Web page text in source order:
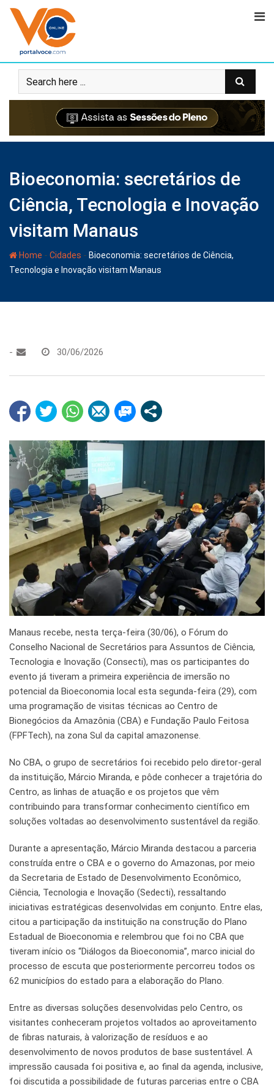
Bioeconomia: secretários de
Ciência, Tecnologia e Inovação
visitam Manaus
Home - Cidades - Bioeconomia: secretários de Ciência,
Tecnologia e Inovação visitam Manaus
- 30/06/2026
Manaus recebe, nesta terça-feira (30/06), o Fórum do
Conselho Nacional de Secretários para Assuntos de Ciência,
Tecnologia e Inovação (Consecti), mas os participantes do
evento já tiveram a primeira experiência de imersão no
potencial da Bioeconomia local esta segunda-feira (29), com
uma programação de visitas técnicas ao Centro de
Bionegócios da Amazônia (CBA) e Fundação Paulo Feitosa
(FPFTech), na zona Sul da capital amazonense.
No CBA, o grupo de secretários foi recebido pelo diretor-geral
da instituição, Márcio Miranda, e pôde conhecer a trajetória do
Centro, as linhas de atuação e os projetos que vêm
contribuindo para transformar conhecimento científico em
soluções voltadas ao desenvolvimento sustentável da região.
Durante a apresentação, Márcio Miranda destacou a parceria
construída entre o CBA e o governo do Amazonas, por meio
da Secretaria de Estado de Desenvolvimento Econômico,
Ciência, Tecnologia e Inovação (Sedecti), ressaltando
iniciativas estratégicas desenvolvidas em conjunto. Entre elas,
citou a participação da instituição na construção do Plano
Estadual de Bioeconomia e relembrou que foi no CBA que
tiveram início os “Diálogos da Bioeconomia”, marco inicial do
processo de escuta que posteriormente percorreu todos os
62 municípios do estado para a elaboração do Plano.
Entre as diversas soluções desenvolvidas pelo Centro, os
visitantes conheceram projetos voltados ao aproveitamento
de fibras naturais, à valorização de resíduos e ao
desenvolvimento de novos produtos de base sustentável. A
impressão causada foi positiva e, ao final da agenda, inclusive,
foi discutida a possibilidade de futuras parcerias entre o CBA